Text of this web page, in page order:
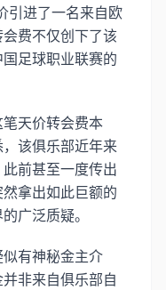
引进了一名来自欧
费不仅创下了该
足球职业联赛的
天价转会费本
该俱乐部近年来
前甚至一度传出
拿出如此巨额的
广泛质疑。
有神秘金主介
非来自俱乐部自